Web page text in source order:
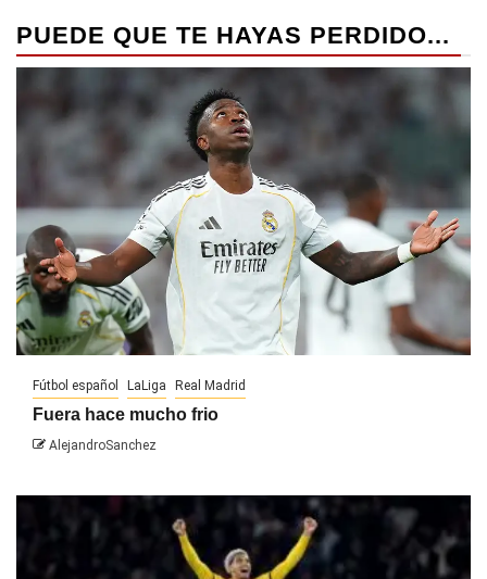
PUEDE QUE TE HAYAS PERDIDO...
Fútbol español LaLiga Real Madrid
Fuera hace mucho frio
AlejandroSanchez